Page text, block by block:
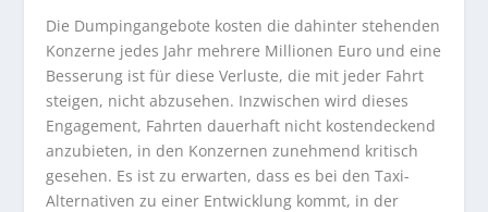
Die Dumpingangebote kosten die dahinter stehenden
Konzerne jedes Jahr mehrere Millionen Euro und eine
Besserung ist für diese Verluste, die mit jeder Fahrt
steigen, nicht abzusehen. Inzwischen wird dieses
Engagement, Fahrten dauerhaft nicht kostendeckend
anzubieten, in den Konzernen zunehmend kritisch
gesehen. Es ist zu erwarten, dass es bei den Taxi-
Alternativen zu einer Entwicklung kommt, in der